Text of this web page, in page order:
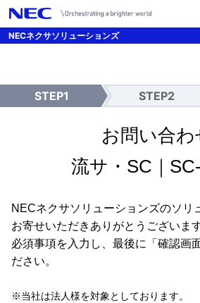
/*UTMパラメーター引継ぎ設定 */
NECネクサソリューションズ
STEP1
入
STEP2
確
お問い合わ
流サ・SC｜
NECネクサソリューションズのソリ
お寄せいただきありがとうございます
必須事項を入力し、最後に「確認画
ださい。
※当社は法人様を対象としております。